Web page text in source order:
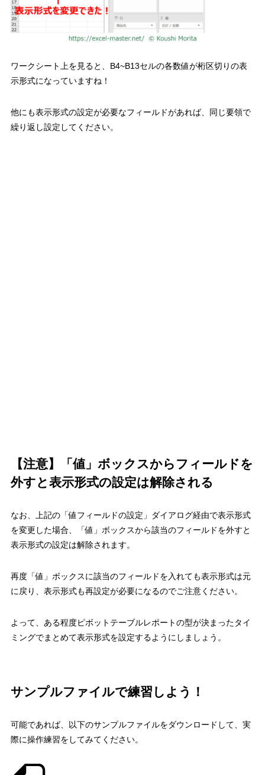
ワークシート上を見ると、 B4~B13セルの各数値が桁区切りの表
示形式になっていますね！
他にも表示形式の設定が必要なフィールドがあれば、同じ要領で
繰り返し設定してください。
【注意】「値」ボックスからフィールドを
外すと表示形式の設定は解除される
なお、上記の「値フィールドの設定」ダイアログ経由で表示形式
を変更した場合、
「値」ボックスから該当のフィールドを外すと
表示形式の設定は解除されます。
再度「値」ボックスに該当のフィールドを入れても表示形式は元
に戻り、表示形式も再設定が必要になるのでご注意ください。
よって、 ある程度ピボットテーブルレポートの型が決まったタイ
ミングでまとめて表示形式を設定するようにしましょう。
サンプルファイルで練習しよう！
可能であれば、以下のサンプルファイルをダウンロードして、実
際に操作練習をしてみてください。